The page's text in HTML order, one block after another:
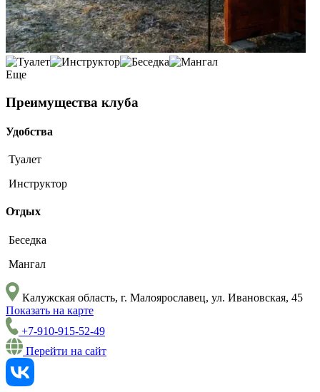
Еще
Преимущества клуба
Удобства
Туалет
Инструктор
Отдых
Беседка
Мангал
Калужская область, г. Малоярославец, ул. Ивановская, 45
Показать на карте
+7-910-915-52-49
Перейти на сайт